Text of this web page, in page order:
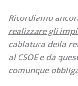
Ricordiamo
realizzare gli
cablatura della
al CSOE e da
comunque